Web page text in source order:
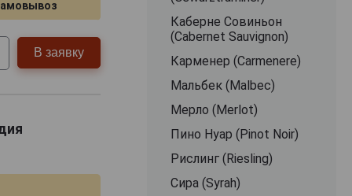
В заявку
Каберне Совиньон
(Cabernet Sauvignon)
Карменер (Carmenere)
Мальбек (Malbec)
Мерло (Merlot)
Пино Нуар (Pinot Noir)
Рислинг (Riesling)
Сира (Syrah)